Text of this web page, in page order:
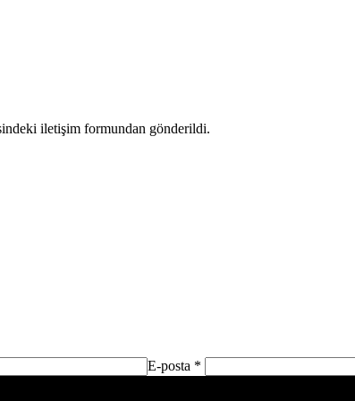
iletişim formundan gönderildi.
E-posta *